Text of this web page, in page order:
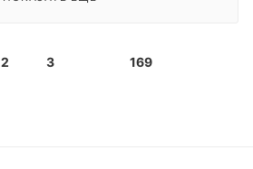
2 3 169